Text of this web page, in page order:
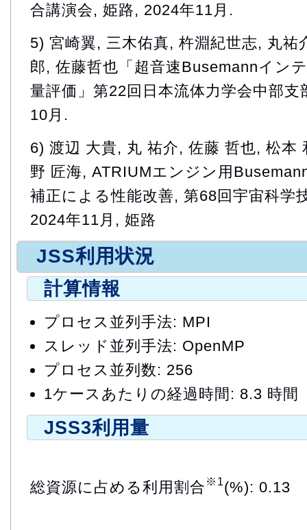
合講演会, 姫路, 2024年11月.
5) 宮崎翼, 三木佑真, 杵淵紀世志, 丸祐
郎, 佐藤哲也「超音速Busemannイン
量評価」第22回日本流体力学会中部
10月.
6) 渡辺 大貴, 丸 祐介, 佐藤 哲也, 松本
野 匠海, ATRIUMエンジン用
補正による性能改善, 第68回宇宙科学
2024年11月, 姫路
JSS利用状況
計算情報
プロセス並列手法: MPI
スレッド並列手法: OpenMP
プロセス並列数: 256
1ケースあたりの経過時間: 8.3 時間
JSS3利用量
総資源に占める利用割合 ※1(%): 0.13